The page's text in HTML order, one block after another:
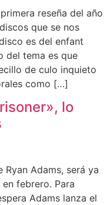
reseña del año
que se nos
es del enfant
del tema es que
de culo inquieto
como […]
lo
Ryan Adams, será ya
febrero. Para
Adams lanza el